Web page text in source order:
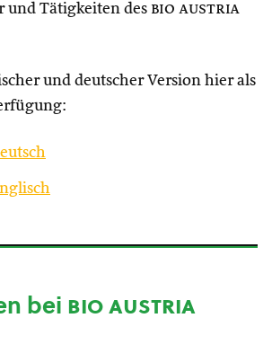
und Tätigkeiten des bio austria
und deutscher Version hier als
bei bio austria